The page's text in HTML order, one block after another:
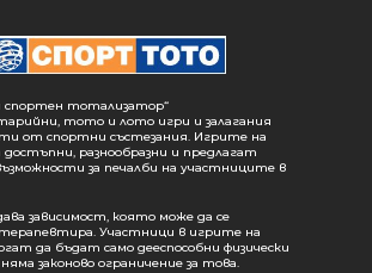
спортен тотализатор“
тото и лото игри и залагания
от спортни състезания. Игрите на
разнообразни и предлагат
за печалби на участниците в
зависимост, която може да се
Участници в игрите на
да бъдат само дееспособни физически
законово ограничение за това.